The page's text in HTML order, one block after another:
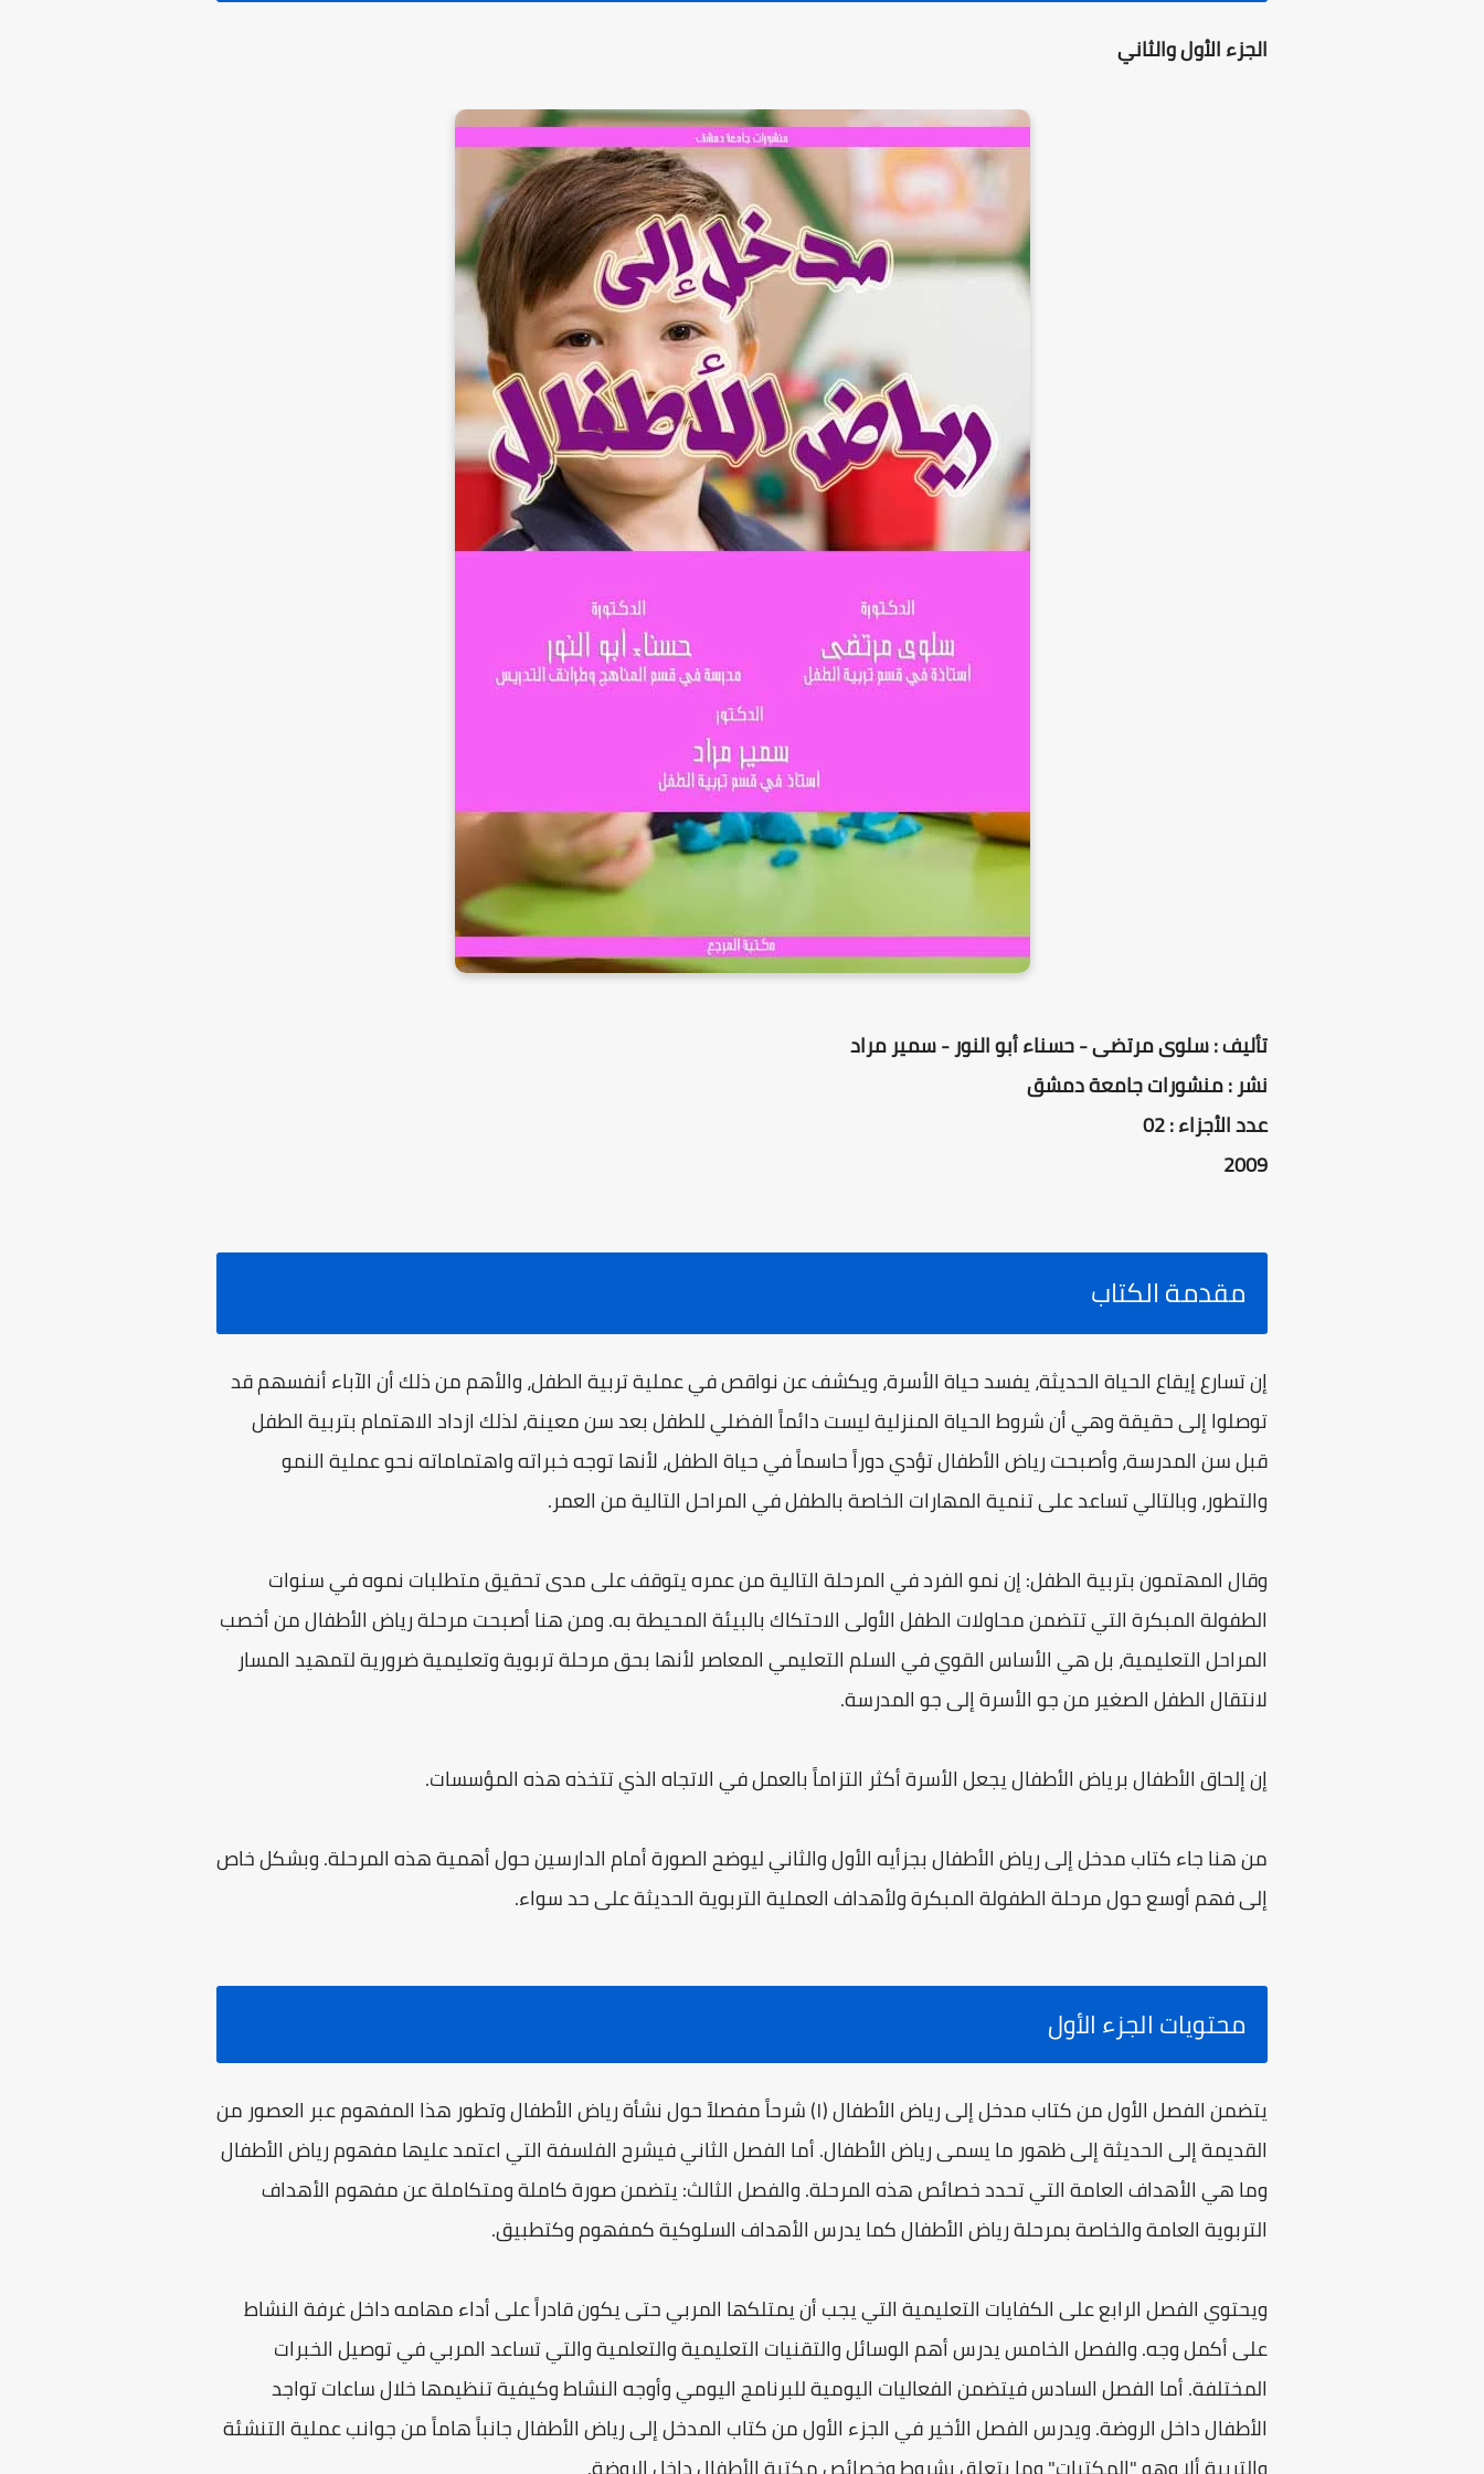
الجزء الأول والثاني
تأليف : سلوى مرتضى - حسناء أبو النور - سمير مراد
نشر : منشورات جامعة دمشق
عدد الأجزاء : 02
2009
مقدمة الكتاب
إن تسارع إيقاع الحياة الحديثة، يفسد حياة الأسرة، ويكشف عن نواقص في عملية تربية الطفل، والأهم من ذلك أن الآباء أنفسهم قد
توصلوا إلى حقيقة وهي أن شروط الحياة المنزلية ليست دائماً الفضلي للطفل بعد سن معينة، لذلك ازداد الاهتمام بتربية الطفل
قبل سن المدرسة، وأصبحت رياض الأطفال تؤدي دوراً حاسماً في حياة الطفل، لأنها توجه خبراته واهتماماته نحو عملية النمو
والتطور، وبالتالي تساعد على تنمية المهارات الخاصة بالطفل في المراحل التالية من العمر.
وقال المهتمون بتربية الطفل: إن نمو الفرد في المرحلة التالية من عمره يتوقف على مدى تحقيق متطلبات نموه في سنوات
الطفولة المبكرة التي تتضمن محاولات الطفل الأولى الاحتكاك بالبيئة المحيطة به. ومن هنا أصبحت مرحلة رياض الأطفال من أخصب
المراحل التعليمية، بل هي الأساس القوي في السلم التعليمي المعاصر لأنها بحق مرحلة تربوية وتعليمية ضرورية لتمهيد المسار
لانتقال الطفل الصغير من جو الأسرة إلى جو المدرسة.
إن إلحاق الأطفال برياض الأطفال يجعل الأسرة أكثر التزاماً بالعمل في الاتجاه الذي تتخذه هذه المؤسسات.
من هنا جاء كتاب مدخل إلى رياض الأطفال بجزأيه الأول والثاني ليوضح الصورة أمام الدارسين حول أهمية هذه المرحلة. وبشكل خاص
إلى فهم أوسع حول مرحلة الطفولة المبكرة ولأهداف العملية التربوية الحديثة على حد سواء.
محتويات الجزء الأول
يتضمن الفصل الأول من كتاب مدخل إلى رياض الأطفال (۱) شرحاً مفصلاً حول نشأة رياض الأطفال وتطور هذا المفهوم عبر العصور من
القديمة إلى الحديثة إلى ظهور ما يسمى رياض الأطفال. أما الفصل الثاني فيشرح الفلسفة التي اعتمد عليها مفهوم رياض الأطفال
وما هي الأهداف العامة التي تحدد خصائص هذه المرحلة. والفصل الثالث: يتضمن صورة كاملة ومتكاملة عن مفهوم الأهداف
التربوية العامة والخاصة بمرحلة رياض الأطفال كما يدرس الأهداف السلوكية كمفهوم وكتطبيق.
ويحتوي الفصل الرابع على الكفايات التعليمية التي يجب أن يمتلكها المربي حتى يكون قادراً على أداء مهامه داخل غرفة النشاط
على أكمل وجه. والفصل الخامس يدرس أهم الوسائل والتقنيات التعليمية والتعلمية والتي تساعد المربي في توصيل الخبرات
المختلفة. أما الفصل السادس فيتضمن الفعاليات اليومية للبرنامج اليومي وأوجه النشاط وكيفية تنظيمها خلال ساعات تواجد
الأطفال داخل الروضة. ويدرس الفصل الأخير في الجزء الأول من كتاب المدخل إلى رياض الأطفال جانباً هاماً من جوانب عملية التنشئة